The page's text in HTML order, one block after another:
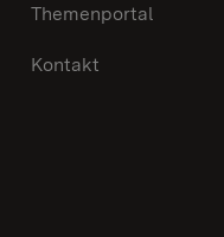
Themenportal
Kontakt